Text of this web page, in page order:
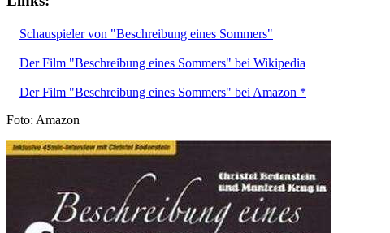
Schauspieler von "Beschreibung eines Sommers"
Der Film "Beschreibung eines Sommers" bei Wikipedia
Der Film "Beschreibung eines Sommers" bei Amazon *
Foto: Amazon